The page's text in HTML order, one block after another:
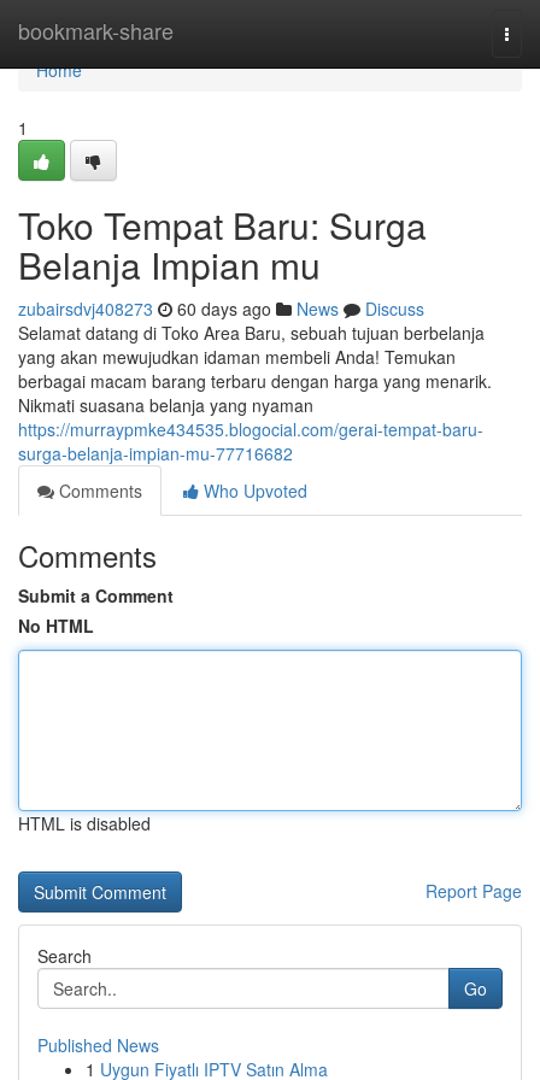
bookmark-share
Home
Home
1
Toko Tempat Baru: Surga
Belanja Impian mu
zubairsdvj408273 60 days ago News
Discuss
Selamat datang di Toko Area Baru, sebuah tujuan berbelanja
yang akan mewujudkan idaman membeli Anda! Temukan
berbagai macam barang terbaru dengan harga yang menarik.
Nikmati suasana belanja yang nyaman
https://murraypmke434535.blogocial.com/gerai-tempat-baru-
surga-belanja-impian-mu-77716682
Comments
Who Upvoted
Comments
Submit a Comment
No HTML
HTML is disabled
Report Page
Search
Go
Published News
1 Uygun Fiyatlı IPTV Satın Alma